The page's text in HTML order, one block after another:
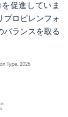
促進していま
プロピレンフォ
バランスを取る